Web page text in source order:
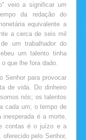
veio a significar um
da redação do
equivalente a
a cerca de seis mil
um trabalhador do
um talento tinha
que lhe fora dado.
para provocar
de vida. Do dinheiro
nós; os talentos
cada um; o tempo de
é a morte,
contas é o juízo e a
pelo Senhor,